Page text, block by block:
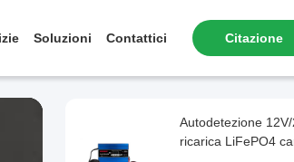
Soluzioni Contattici Citazione
Autodetezione
ricarica LiFePO4